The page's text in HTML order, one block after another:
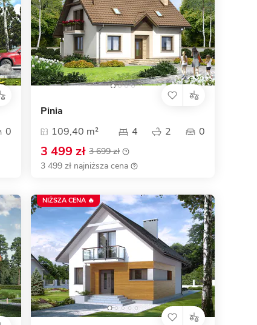
0
Pinia
109,40 m²
4 2 0
3 499 zł 3 699 zł
3 499 zł najniższa cena
NIŻSZA CENA 🔥